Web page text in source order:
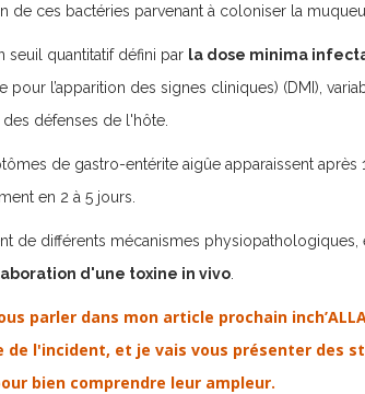
de ces bactéries parvenant à coloniser la
seuil quantitatif défini par la dose minima
pour l’apparition des signes cliniques) (DMI),
des défenses de l'hôte.
de gastro-entérite aigûe apparaissent
en 2 à 5 jours.
de différents mécanismes
d'une toxine in vivo
parler dans mon article prochain
de l'incident, et je vais vous présenter des
bien comprendre leur ampleur.